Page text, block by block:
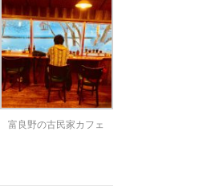
富良野の古民家カフェ